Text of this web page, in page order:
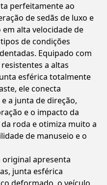
perfeitamente ao
de sedãs de luxo e
alta velocidade de
de condições
Equipado com
a altas
esférica totalmente
ele conecta
a junta de direção,
e o impacto da
roda e otimiza muito a
de manuseio e o
apresenta
junta esférica